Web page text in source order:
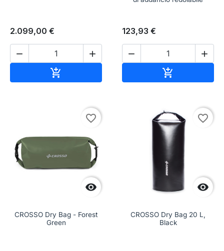
2.099,00 €
 

123,93 €
 


favorite_border
CROSSO Dry Bag - Forest
Green

favorite_border
CROSSO Dry Bag 20 L,
Black